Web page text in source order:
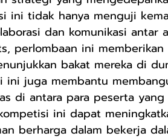
ini tidak hanya menguji
dan komunikasi antar
perlombaan ini
bakat mereka di
juga membantu
di antara para peserta
ini dapat
berharga dalam bekerja